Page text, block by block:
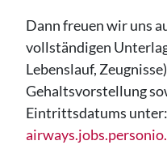
Dann freuen wir uns
vollständigen
Lebenslauf,
Gehaltsvorstellung
Eintrittsdatums unter: